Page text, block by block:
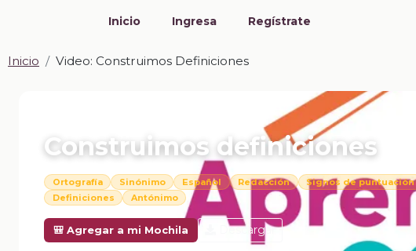
Inicio Ingresa Regístrate
Inicio Video: Construimos Definiciones
Construimos definiciones
Ortografía Sinónimo Español Redacción Signos de puntuación
Definiciones
Antónimo
🎒 Agregar a mi Mochila Descargar